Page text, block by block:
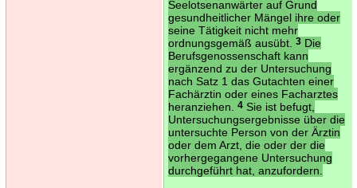
Seelotsenanwärter auf Grund
gesundheitlicher Mängel ihre oder
seine Tätigkeit nicht mehr
ordnungsgemäß ausübt.
3Die
Berufsgenossenschaft kann
ergänzend zu der Untersuchung
nach Satz 1 das Gutachten einer
Fachärztin oder eines Facharztes
heranziehen.
4Sie ist befugt,
Untersuchungsergebnisse über die
untersuchte Person von der Ärztin
oder dem Arzt, die oder der die
vorhergegangene Untersuchung
durchgeführt hat, anzufordern.